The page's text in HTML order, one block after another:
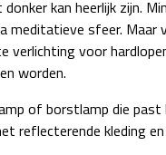
kan heerlijk zijn.
meditatieve sfeer. Maar
verlichting voor
worden.
of borstlamp die past
reflecterende kleding